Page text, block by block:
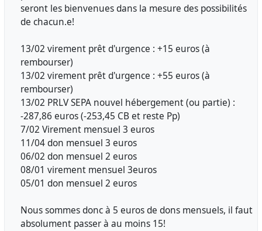
seront les bienvenues dans la mesure des possibilités
de chacun.e!
13/02 virement prêt d'urgence : +15 euros (à
rembourser)
13/02 virement prêt d'urgence : +55 euros (à
rembourser)
13/02 PRLV SEPA nouvel hébergement (ou partie) :
-287,86 euros (-253,45 CB et reste Pp)
7/02 Virement mensuel 3 euros
11/04 don mensuel 3 euros
06/02 don mensuel 2 euros
08/01 virement mensuel 3euros
05/01 don mensuel 2 euros
Nous sommes donc à 5 euros de dons mensuels, il faut
absolument passer à au moins 15!